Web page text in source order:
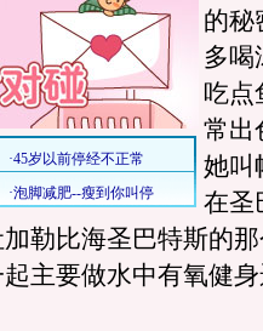
的秘
多喝
吃点
常出
她叫
在圣
勒比海圣巴特斯的
主要做水中有氧健身